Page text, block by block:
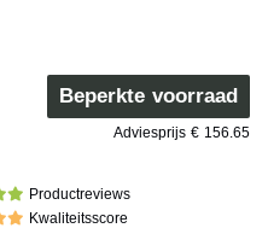
Beperkte voorraad
Adviesprijs € 156.65
Productreviews
Kwaliteitsscore